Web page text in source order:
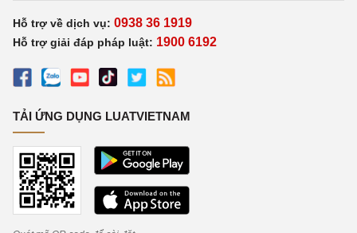
Hỗ trợ về dịch vụ: 0938 36 1919
Hỗ trợ giải đáp pháp luật: 1900 6192
TẢI ỨNG DỤNG LUATVIETNAM